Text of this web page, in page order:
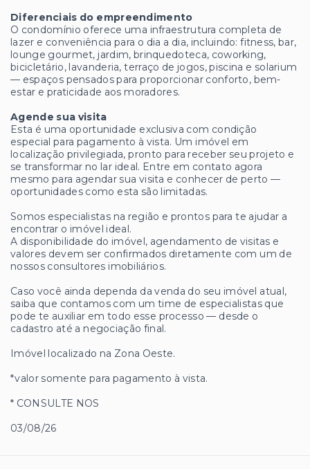
Diferenciais do empreendimento
O condomínio oferece uma infraestrutura completa de
lazer e conveniência para o dia a dia, incluindo: fitness, bar,
lounge gourmet, jardim, brinquedoteca, coworking,
bicicletário, lavanderia, terraço de jogos, piscina e solarium
— espaços pensados para proporcionar conforto, bem-
estar e praticidade aos moradores.
Agende sua visita
Esta é uma oportunidade exclusiva com condição
especial para pagamento à vista. Um imóvel em
localização privilegiada, pronto para receber seu projeto e
se transformar no lar ideal. Entre em contato agora
mesmo para agendar sua visita e conhecer de perto —
oportunidades como esta são limitadas.
Somos especialistas na região e prontos para te ajudar a
encontrar o imóvel ideal.
A disponibilidade do imóvel, agendamento de visitas e
valores devem ser confirmados diretamente com um de
nossos consultores imobiliários.
Caso você ainda dependa da venda do seu imóvel atual,
saiba que contamos com um time de especialistas que
pode te auxiliar em todo esse processo — desde o
cadastro até a negociação final.
Imóvel localizado na Zona Oeste.
*valor somente para pagamento à vista.
* CONSULTE NOS
03/08/26